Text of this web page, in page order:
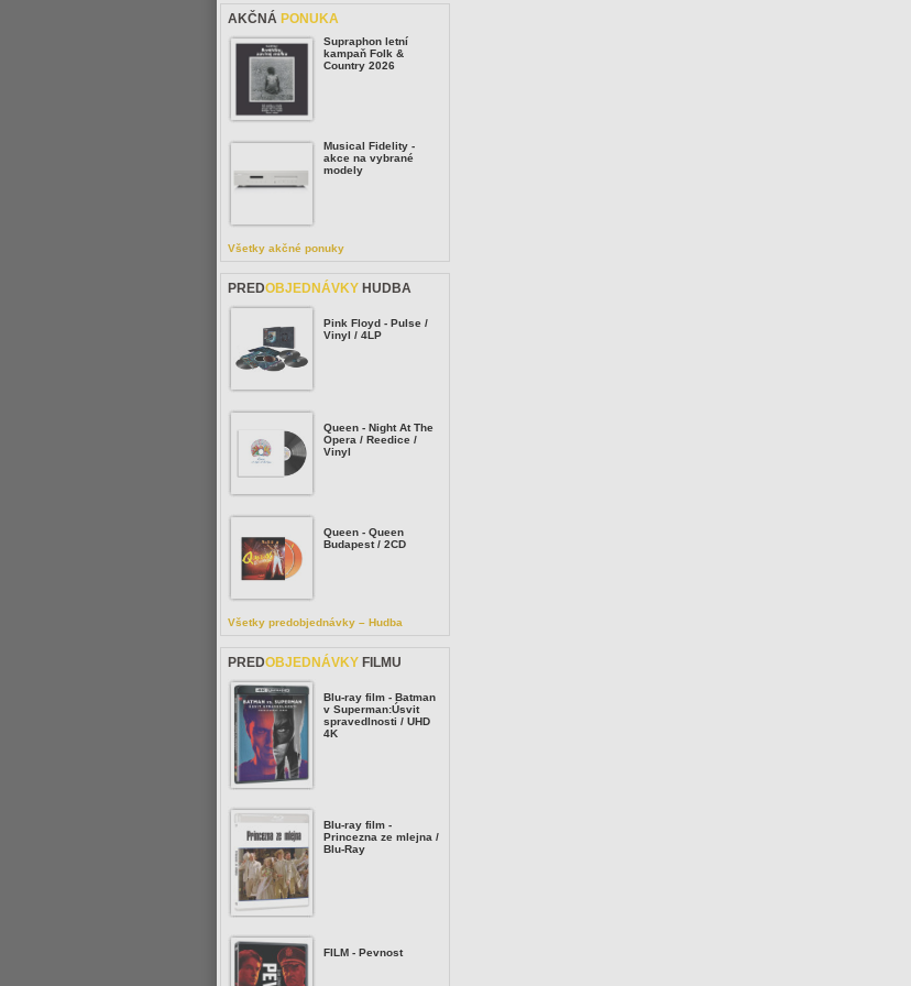
AKČNÁ PONUKA
Supraphon letní
kampaň Folk &
Country 2026
Musical Fidelity -
akce na vybrané
modely
Všetky akčné ponuky
PREDOBJEDNÁVKY HUDBA
Pink Floyd - Pulse /
Vinyl / 4LP
Queen - Night At The
Opera / Reedice /
Vinyl
Queen - Queen
Budapest / 2CD
Všetky predobjednávky – Hudba
PREDOBJEDNÁVKY FILMU
Blu-ray film - Batman
v Superman:Úsvit
spravedlnosti / UHD
4K
Blu-ray film -
Princezna ze mlejna /
Blu-Ray
FILM - Pevnost